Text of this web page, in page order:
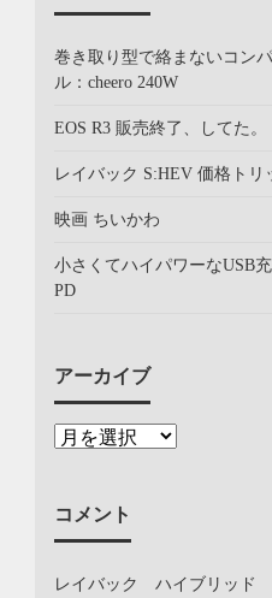
巻き取り型で絡まないコン
ル：cheero 240W
EOS R3 販売終了、してた。
レイバック S:HEV 価格トリ
映画 ちいかわ
小さくてハイパワーなUSB
PD
アーカイブ
コメント
レイバック ハイブリッド